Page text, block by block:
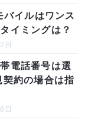
イルはワンス
イミングは？
日
電話番号は選
約の場合は指
日